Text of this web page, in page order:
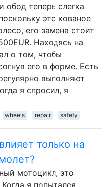
обод теперь слегка
это кованое
его замена стоит
Находясь на
о том, чтобы
его в форме. Есть
выполняют
я спросил, я
wheels repair safety
только на
мотоцикл, это
Когда я попытался